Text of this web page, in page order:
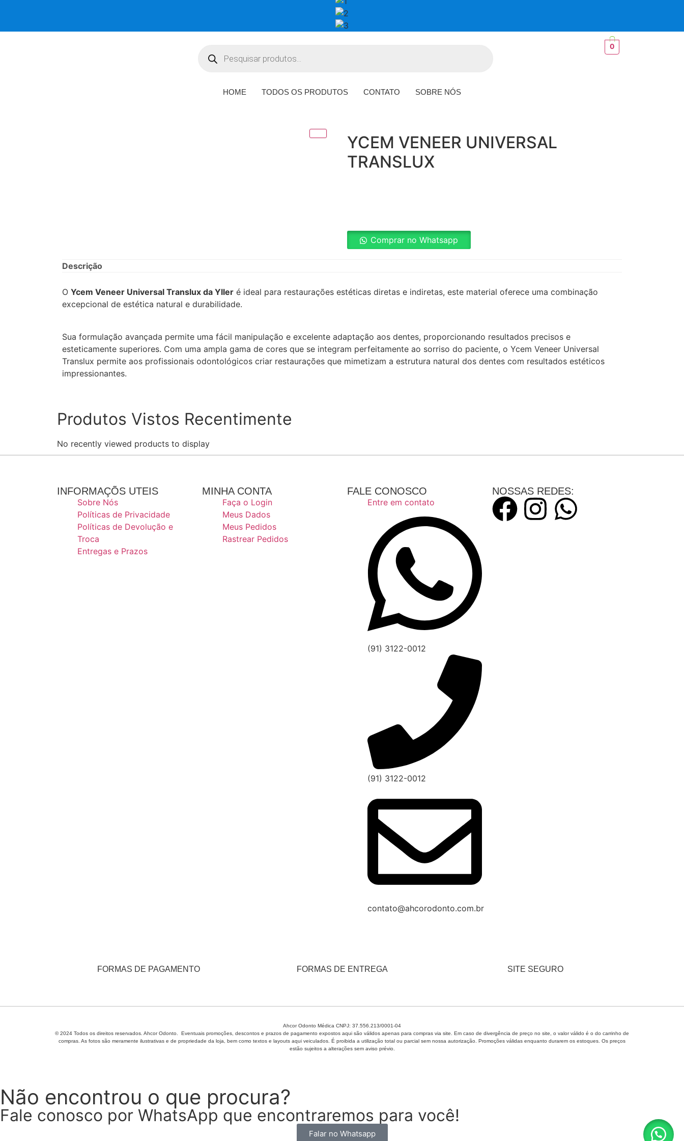
0
HOME TODOS OS PRODUTOS CONTATO SOBRE NÓS
YCEM VENEER UNIVERSAL
TRANSLUX
Comprar no Whatsapp
Descrição
O Ycem Veneer Universal Translux da Yller é ideal para restaurações estéticas diretas e indiretas, este material oferece uma combinação
excepcional de estética natural e durabilidade.
Sua formulação avançada permite uma fácil manipulação e excelente adaptação aos dentes, proporcionando resultados precisos e
esteticamente superiores. Com uma ampla gama de cores que se integram perfeitamente ao sorriso do paciente, o Ycem Veneer Universal
Translux permite aos profissionais odontológicos criar restaurações que mimetizam a estrutura natural dos dentes com resultados estéticos
impressionantes.
Produtos Vistos Recentimente
No recently viewed products to display
INFORMAÇÕS UTEIS
Sobre Nós
Políticas de Privacidade
Políticas de Devolução e
Troca
Entregas e Prazos
MINHA CONTA
Faça o Login
Meus Dados
Meus Pedidos
Rastrear Pedidos
FALE CONOSCO
Entre em contato
(91) 3122-0012
(91) 3122-0012
contato@ahcorodonto.com.br
NOSSAS REDES:
FORMAS DE PAGAMENTO FORMAS DE ENTREGA SITE SEGURO
Ahcor Odonto Médica CNPJ: 37.556.213/0001-04
© 2024 Todos os direitos reservados. Ahcor Odonto. Eventuais promoções, descontos e prazos de pagamento expostos aqui são válidos apenas para compras via site. Em caso de divergência de preço no site, o valor válido é o do carrinho de
compras. As fotos são meramente ilustrativas e de propriedade da loja, bem como textos e layouts aqui veiculados. É proibida a utilização total ou parcial sem nossa autorização. Promoções válidas enquanto durarem os estoques. Os preços
estão sujeitos a alterações sem aviso prévio.
Não encontrou o que procura?
Fale conosco por WhatsApp que encontraremos para você!
Falar no Whatsapp